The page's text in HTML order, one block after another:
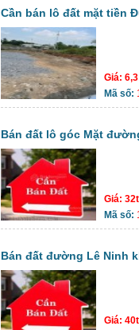
Cần bán lô đất mặt tiền
Giá:
Mã số:
Bán đất lô góc Mặt
Giá:
Mã số:
Bán đất đường Lê Ninh
Giá: